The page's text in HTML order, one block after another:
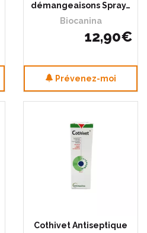
démangeaisons Spray…
Biocanina
12,90€
Prévenez-moi
Cothivet Antiseptique